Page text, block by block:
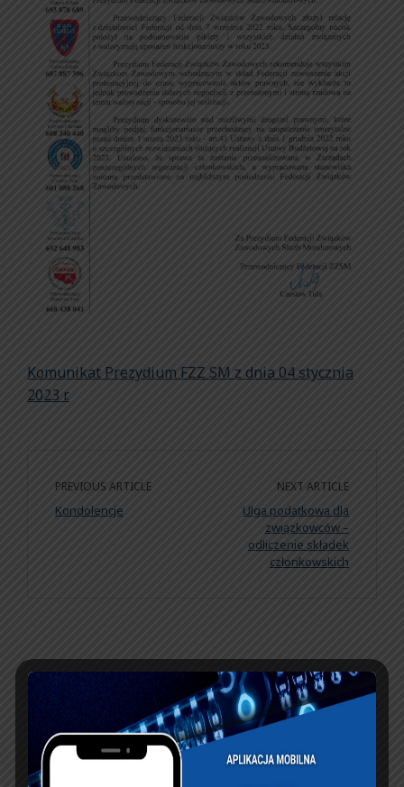
Komunikat Prezydium FZZ SM z dnia 04 stycznia
2023 r.
PREVIOUS ARTICLE
Kondolencje
NEXT ARTICLE
Ulga podatkowa dla
związkowców –
odliczenie składek
członkowskich
KSIĘGA GOŚCI:
Zobacz księgę